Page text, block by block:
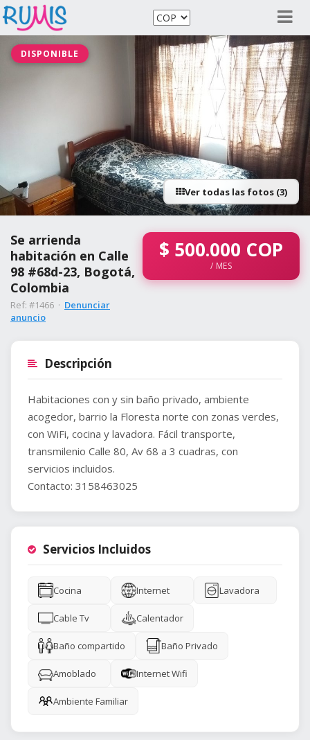
DISPONIBLE
Ver todas las fotos (3)
Se arrienda
habitación en Calle
98 #68d-23, Bogotá,
Colombia
Ref: #1466 · Denunciar
anuncio
$ 500.000 COP
/ MES
Descripción
Habitaciones con y sin baño privado, ambiente
acogedor, barrio la Floresta norte con zonas verdes,
con WiFi, cocina y lavadora. Fácil transporte,
transmilenio Calle 80, Av 68 a 3 cuadras, con
servicios incluidos.
Contacto: 3158463025
Servicios Incluidos
Cocina Internet Lavadora
Cable Tv Calentador
Baño compartido Baño Privado
Amoblado Internet Wifi
Ambiente Familiar